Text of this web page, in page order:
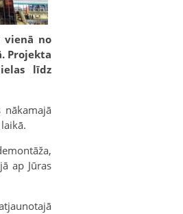
vienā no
Projekta
līdz
nākamajā
ap Jūras